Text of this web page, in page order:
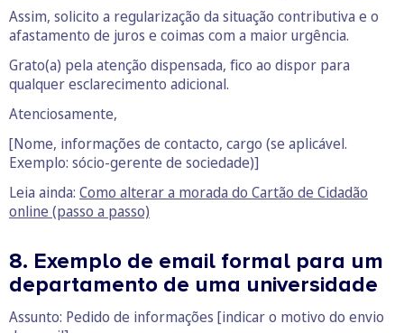
Assim, solicito a regularização da situação contributiva e o
afastamento de juros e coimas com a maior urgência.
Grato(a) pela atenção dispensada, fico ao dispor para
qualquer esclarecimento adicional.
Atenciosamente,
[Nome, informações de contacto, cargo (se aplicável.
Exemplo: sócio-gerente de sociedade)]
Leia ainda: Como alterar a morada do Cartão de Cidadão
online (passo a passo)
8. Exemplo de email formal para um
departamento de uma universidade
Assunto: Pedido de informações [indicar o motivo do envio